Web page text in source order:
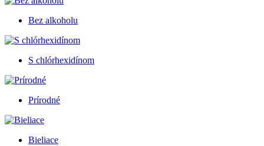
Bez alkoholu
S chlórhexidínom
Prírodné
Bieliace